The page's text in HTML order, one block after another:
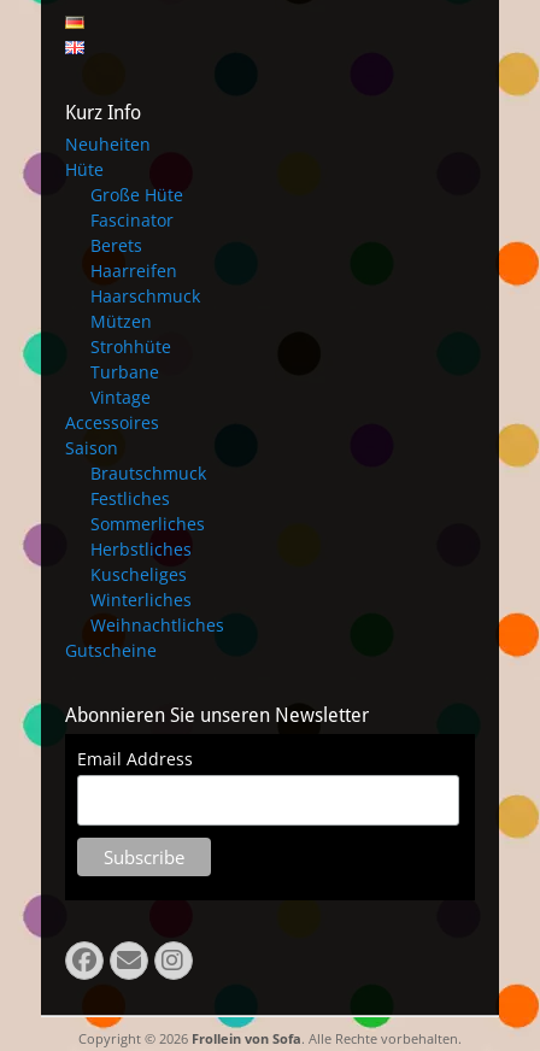
Kurz Info
Neuheiten
Hüte
Große Hüte
Fascinator
Berets
Haarreifen
Haarschmuck
Mützen
Strohhüte
Turbane
Vintage
Accessoires
Saison
Brautschmuck
Festliches
Sommerliches
Herbstliches
Kuscheliges
Winterliches
Weihnachtliches
Gutscheine
Abonnieren Sie unseren Newsletter
Email Address
Facebook
E-
Mail
Instagram
Copyright © 2026 Frollein von Sofa. Alle Rechte vorbehalten.